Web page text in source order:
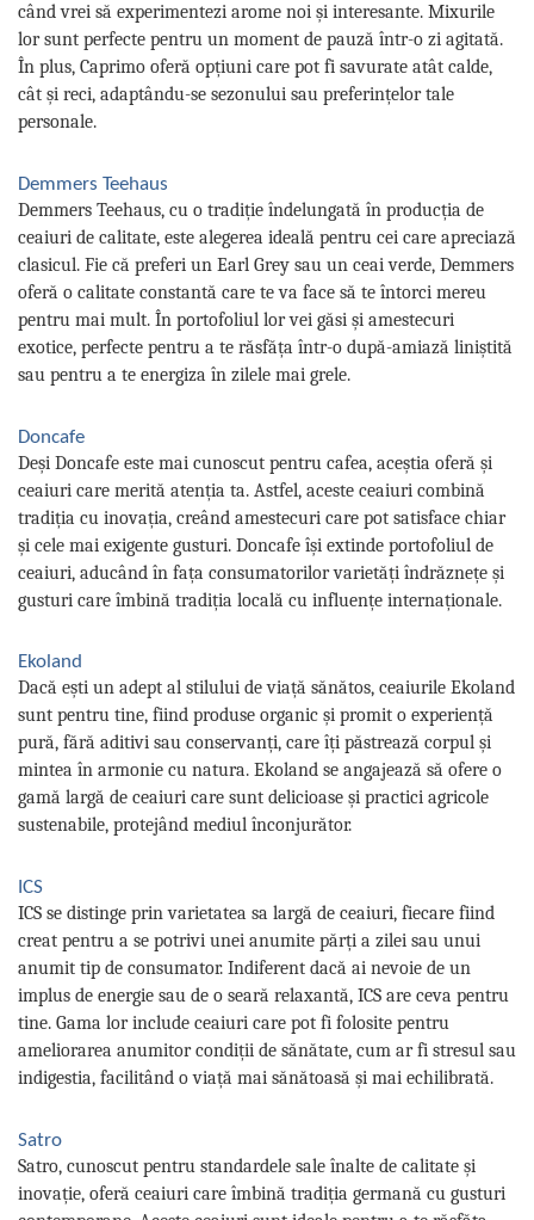
când vrei să experimentezi arome noi și interesante. Mixurile
lor sunt perfecte pentru un moment de pauză într-o zi agitată.
În plus, Caprimo oferă opțiuni care pot fi savurate atât calde,
cât și reci, adaptându-se sezonului sau preferințelor tale
personale.
Demmers Teehaus
Demmers Teehaus, cu o tradiție îndelungată în producția de
ceaiuri de calitate, este alegerea ideală pentru cei care apreciază
clasicul. Fie că preferi un Earl Grey sau un ceai verde, Demmers
oferă o calitate constantă care te va face să te întorci mereu
pentru mai mult. În portofoliul lor vei găsi și amestecuri
exotice, perfecte pentru a te răsfăța într-o după-amiază liniștită
sau pentru a te energiza în zilele mai grele.
Doncafe
Deși Doncafe este mai cunoscut pentru cafea, aceștia oferă și
ceaiuri care merită atenția ta. Astfel, aceste ceaiuri combină
tradiția cu inovația, creând amestecuri care pot satisface chiar
și cele mai exigente gusturi. Doncafe își extinde portofoliul de
ceaiuri, aducând în fața consumatorilor varietăți îndrăznețe și
gusturi care îmbină tradiția locală cu influențe internaționale.
Ekoland
Dacă ești un adept al stilului de viață sănătos, ceaiurile Ekoland
sunt pentru tine, fiind produse organic și promit o experiență
pură, fără aditivi sau conservanți, care îți păstrează corpul și
mintea în armonie cu natura. Ekoland se angajează să ofere o
gamă largă de ceaiuri care sunt delicioase și practici agricole
sustenabile, protejând mediul înconjurător.
ICS
ICS se distinge prin varietatea sa largă de ceaiuri, fiecare fiind
creat pentru a se potrivi unei anumite părți a zilei sau unui
anumit tip de consumator. Indiferent dacă ai nevoie de un
implus de energie sau de o seară relaxantă, ICS are ceva pentru
tine. Gama lor include ceaiuri care pot fi folosite pentru
ameliorarea anumitor condiții de sănătate, cum ar fi stresul sau
indigestia, facilitând o viață mai sănătoasă și mai echilibrată.
Satro
Satro, cunoscut pentru standardele sale înalte de calitate și
inovație, oferă ceaiuri care îmbină tradiția germană cu gusturi